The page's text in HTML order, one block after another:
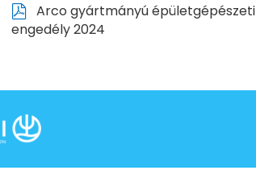
Arco gyártmányú épületgépészeti
engedély 2024